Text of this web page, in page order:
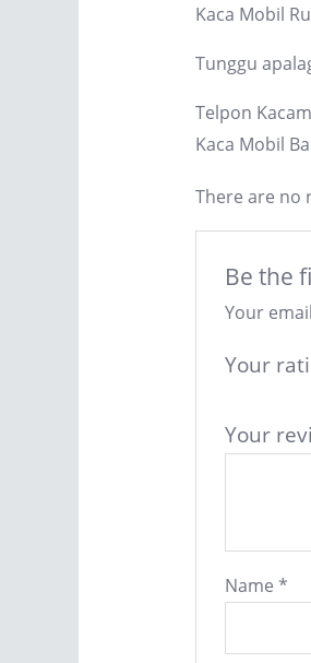
Kaca Mobil
Tunggu
Telpon
Kaca Mobil
There are no
Be the
Your
Your
Your
Name *